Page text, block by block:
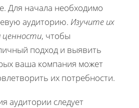
Для начала необходимо
аудиторию. Изучите их
ценности, чтобы
подход и выявить
ваша компания может
их потребности.
аудитории следует